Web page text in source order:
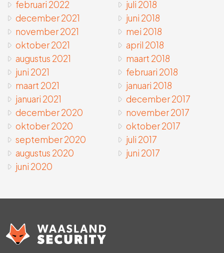
februari 2022
december 2021
november 2021
oktober 2021
augustus 2021
juni 2021
maart 2021
januari 2021
december 2020
oktober 2020
september 2020
augustus 2020
juni 2020
juli 2018
juni 2018
mei 2018
april 2018
maart 2018
februari 2018
januari 2018
december 2017
november 2017
oktober 2017
juli 2017
juni 2017